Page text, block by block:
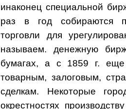
инаконец специальной
раз в год собираются
торговли для
называем. денежную
бумагах, а с 1859 г.
товарным, залоговым,
сделкам. Некоторые
окрестностях